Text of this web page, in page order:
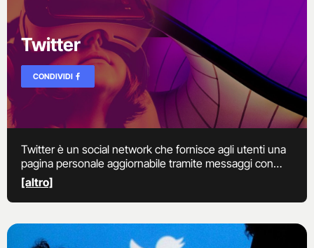
Twitter
CONDIVIDI
Twitter è un social network che fornisce agli utenti una
pagina personale aggiornabile tramite messaggi con
una lunghezza massima di 140 caratteri. E’ senz’altro
uno tra i social network maggiormente apprezzati per
l’estrema semplicità offerta nel condividere i brevi
[altro]